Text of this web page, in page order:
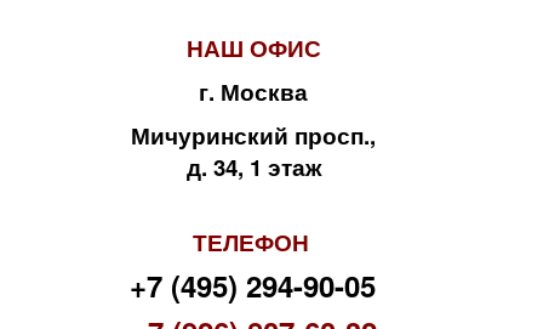
НАШ ОФИС
г. Москва
Мичуринский просп.,
д. 34, 1 этаж
ТЕЛЕФОН
+7 (495) 294-90-05